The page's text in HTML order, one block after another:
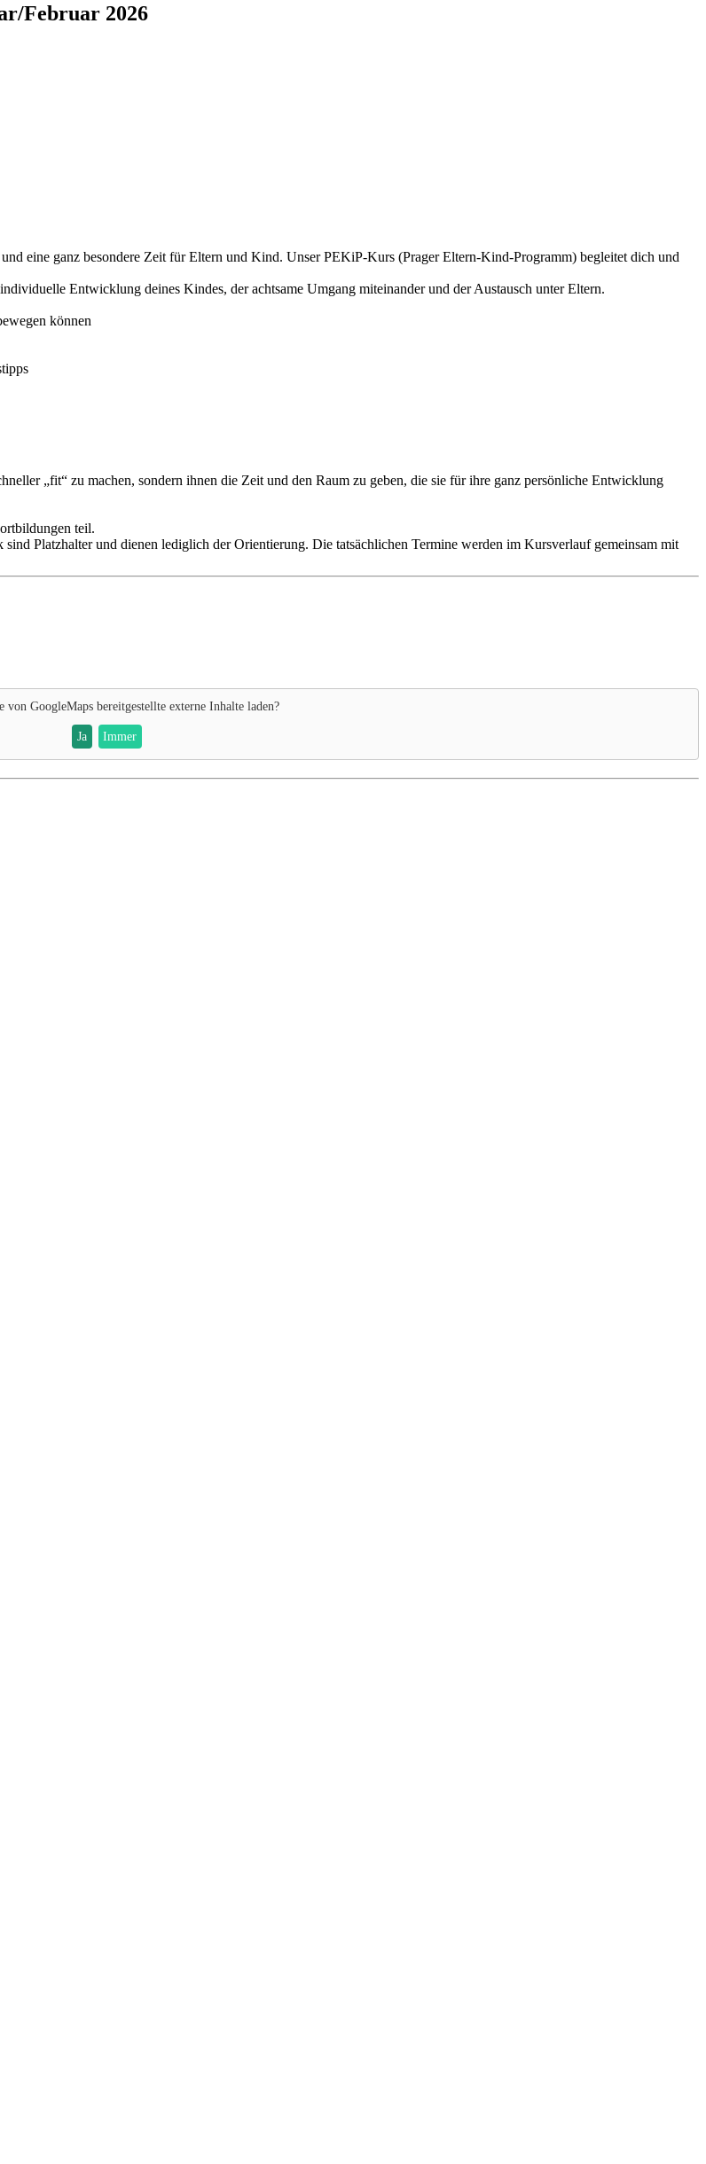
Februar 2026
eine ganz besondere Zeit für Eltern und Kind. Unser PEKiP-Kurs (Prager Eltern-Kind-Programm) begleitet dich und
Entwicklung deines Kindes, der achtsame Umgang miteinander und der Austausch unter Eltern.
können
„fit“ zu machen, sondern ihnen die Zeit und den Raum zu geben, die sie für ihre ganz persönliche Entwicklung
teil.
Platzhalter und dienen lediglich der Orientierung. Die tatsächlichen Termine werden im Kursverlauf gemeinsam mit
von GoogleMapsbereitgestellte externe Inhalte laden?
Ja Immer